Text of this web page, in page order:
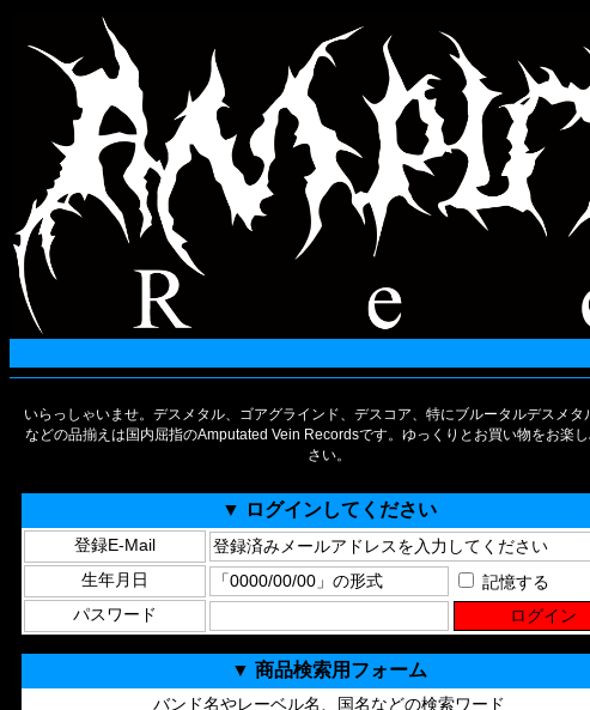
いらっしゃいませ。デスメタル、ゴアグラインド、デスコア、特にブルータルデスメタ
などの品揃えは国内屈指のAmputated Vein Recordsです。ゆっくりとお買い物をお楽
さい。
▼ ログインしてください
登録E-Mail
生年月日
記憶する
パスワード
▼ 商品検索用フォーム
バンド名やレーベル名、国名などの検索ワード